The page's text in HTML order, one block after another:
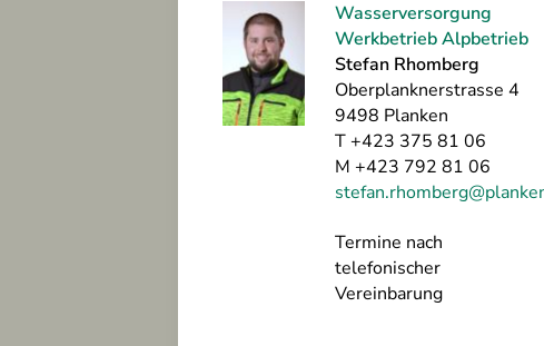
Wasserversorgung
Werkbetrieb Alpbetrieb
Stefan Rhomberg
Oberplanknerstrasse 4
9498 Planken
T +423 375 81 06
M +423 792 81 06
Termine nach
telefonischer
Vereinbarung